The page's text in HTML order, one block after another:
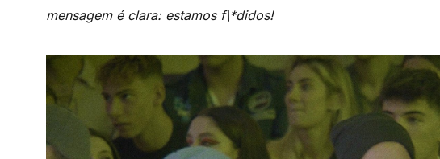
mensagem é clara: estamos f\*didos!